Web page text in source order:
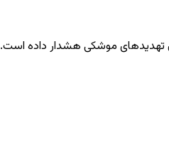
تهدیدهای موشکی هشدار داده است.